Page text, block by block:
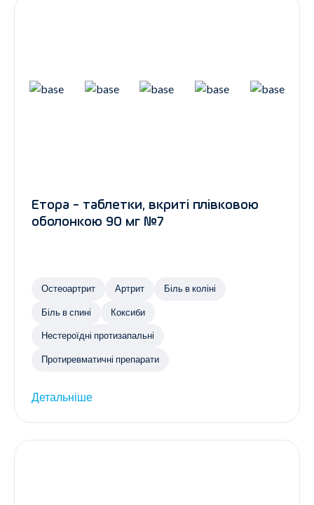
Етора - таблетки, вкриті плівковою
оболонкою 90 мг №7
Остеоартрит Артрит Біль в коліні
Біль в спині Коксиби
Нестероїдні протизапальні
Протиревматичні препарати
Детальніше